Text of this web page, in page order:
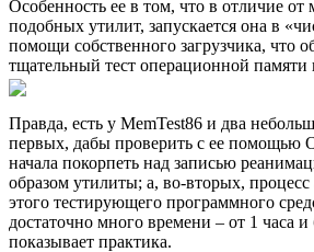
Особенность ее в том, что в отличие от
подобных утилит, запускается она в
помощи собственного загрузчика, что
тщательный тест операционной памяти
Правда, есть у MemTest86 и два
первых, дабы проверить с ее помощью
начала покорпеть над записью
образом утилиты; а, во-вторых,
этого тестирующего программного
достаточно много времени – от 1 часа
показывает практика.